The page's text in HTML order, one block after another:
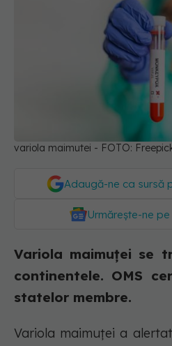
variola maimutei - FOTO:
Adaugă-ne ca sursă
Urmărește-ne
Variola maimuței se
continentele. OMS
statelor membre.
Variola maimuței a